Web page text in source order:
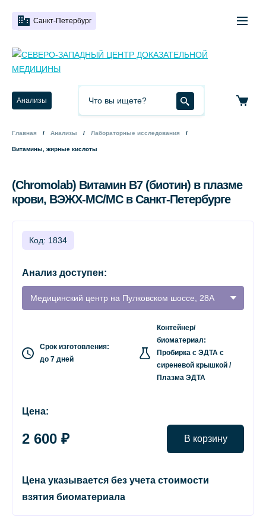
Санкт-Петербург
Анализы
Главная Анализы Лабораторные исследования
Витамины, жирные кислоты
(Chromolab) Витамин B7 (биотин) в плазме
крови, ВЭЖХ-МС/МС в Санкт-Петербурге
Код: 1834
Анализ доступен:
Медицинский центр на Пулковском шоссе, 28А
Срок изготовления:
до 7 дней
Контейнер/
биоматериал:
Пробирка с ЭДТА с
сиреневой крышкой /
Плазма ЭДТА
Цена:
2 600 ₽ В корзину
Цена указывается без учета стоимости
взятия биоматериала